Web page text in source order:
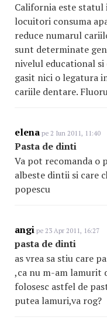
California este statul
locuitori consuma
reduce numarul
sunt determinate
nivelul educational
gasit nici o legatura
cariile dentare.
elena pe 2 Iun 2011, 11:40
Pasta de dinti
Va pot recomanda o
albeste dintii si care
popescu
angi pe 23 Apr 2011, 16:27
pasta de dinti
as vrea sa stiu care
,ca nu m-am lamurit
folosesc astfel de
putea lamuri,va rog?